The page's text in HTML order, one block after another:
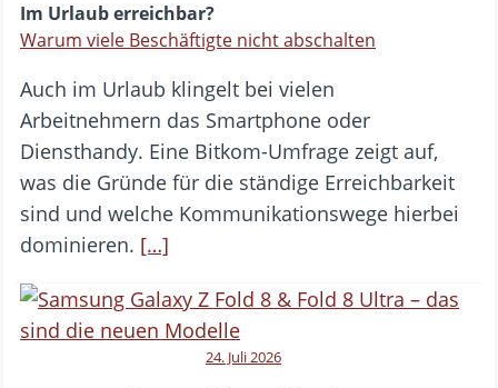
Im Urlaub erreichbar?
Warum viele Beschäftigte nicht abschalten
Auch im Urlaub klingelt bei vielen
Arbeitnehmern das Smartphone oder
Diensthandy. Eine Bitkom-Umfrage zeigt auf,
was die Gründe für die ständige Erreichbarkeit
sind und welche Kommunikationswege hierbei
dominieren. […]
24. Juli 2026